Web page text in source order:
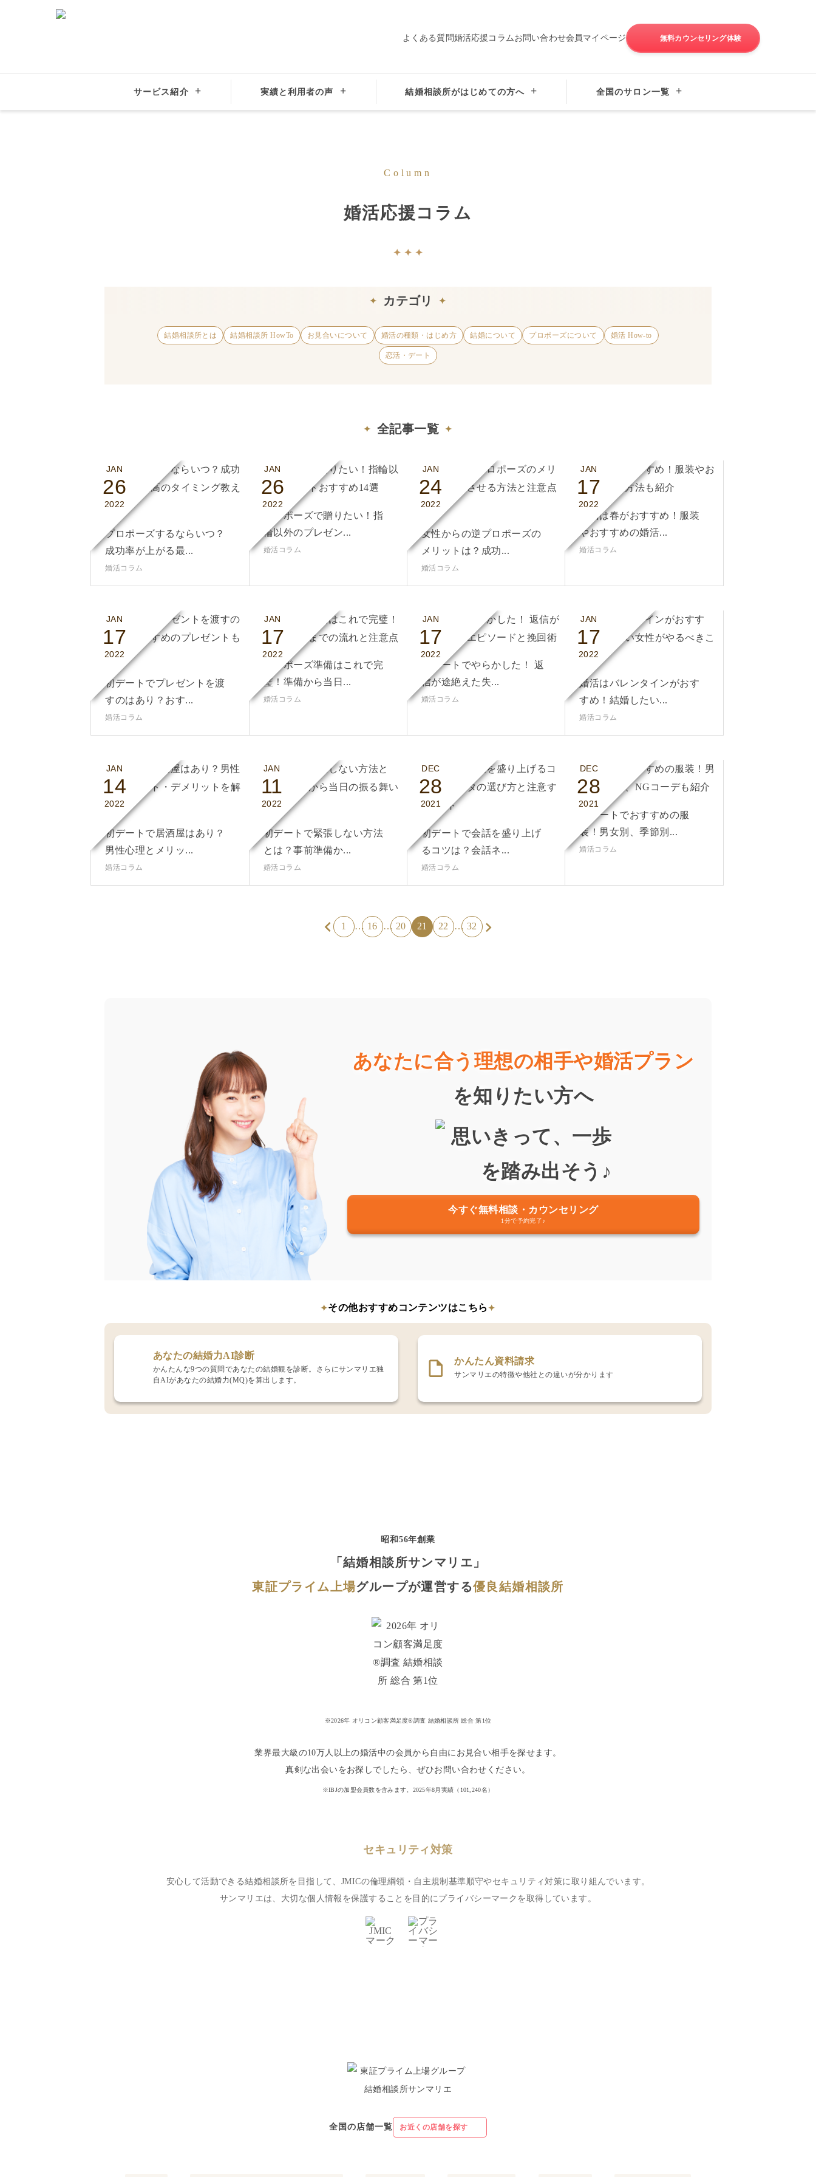
よくある質問婚活応援コラム お問い合わせ会員マイページ 無料カウンセリング体験
サービス紹介 実績と利用者の声 結婚相談所がはじめての方へ 全国のサロン一覧
婚活応援コラム
Column
婚活応援コラム
カテゴリ
結婚相談所とは 結婚相談所 HowTo お見合いについて 婚活の種類・はじめ方 結婚について プロポーズについて 婚活 How-to
恋活・デート
全記事一覧
JAN
26
2022
プロポーズするならいつ？
成功率が上がる最...
婚活コラム
JAN
26
2022
プロポーズで贈りたい！指
輪以外のプレゼン...
婚活コラム
JAN
24
2022
女性からの逆プロポーズの
メリットは？成功...
婚活コラム
JAN
17
2022
婚活は春がおすすめ！服装
やおすすめの婚活...
婚活コラム
JAN
17
2022
初デートでプレゼントを渡
すのはあり？おす...
婚活コラム
JAN
17
2022
プロポーズ準備はこれで完
璧！準備から当日...
婚活コラム
JAN
17
2022
初デートでやらかした！ 返
信が途絶えた失...
婚活コラム
JAN
17
2022
婚活はバレンタインがおす
すめ！結婚したい...
婚活コラム
JAN
14
2022
初デートで居酒屋はあり？
男性心理とメリッ...
婚活コラム
JAN
11
2022
初デートで緊張しない方法
とは？事前準備か...
婚活コラム
DEC
28
2021
初デートで会話を盛り上げ
るコツは？会話ネ...
婚活コラム
DEC
28
2021
初デートでおすすめの服
装！男女別、季節別...
婚活コラム
1 … 16 … 20 21 22 … 32
あなたに合う理想の相手や婚活プラン
を知りたい方へ
今すぐ無料相談・カウンセリング
1分で予約完了♪
その他おすすめコンテンツはこちら
あなたの結婚力AI診断
かんたんな9つの質問であなたの結婚観を診断。さらにサンマリエ独
自AIがあなたの結婚力(MQ)を算出します。
かんたん資料請求
サンマリエの特徴や他社との違いが分かります
昭和56年創業
「結婚相談所サンマリエ」
東証プライム上場グループが運営する優良結婚相談所
※2026年 オリコン顧客満足度®調査 結婚相談所 総合 第1位
業界最大級の10万人以上の婚活中の会員から自由にお見合い相手を探せます。
真剣な出会いをお探しでしたら、ぜひお問い合わせください。
※IBJの加盟会員数を含みます。2025年8月実績（ 101,240名）
セキュリティ対策
安心して活動できる結婚相談所を目指して、JMICの倫理綱領・自主規制基準順守やセキュリティ対策に取り組んでいます。
サンマリエは、大切な個人情報を保護することを目的にプライバシーマークを取得しています。
全国の店舗一覧 お近くの店舗を探す